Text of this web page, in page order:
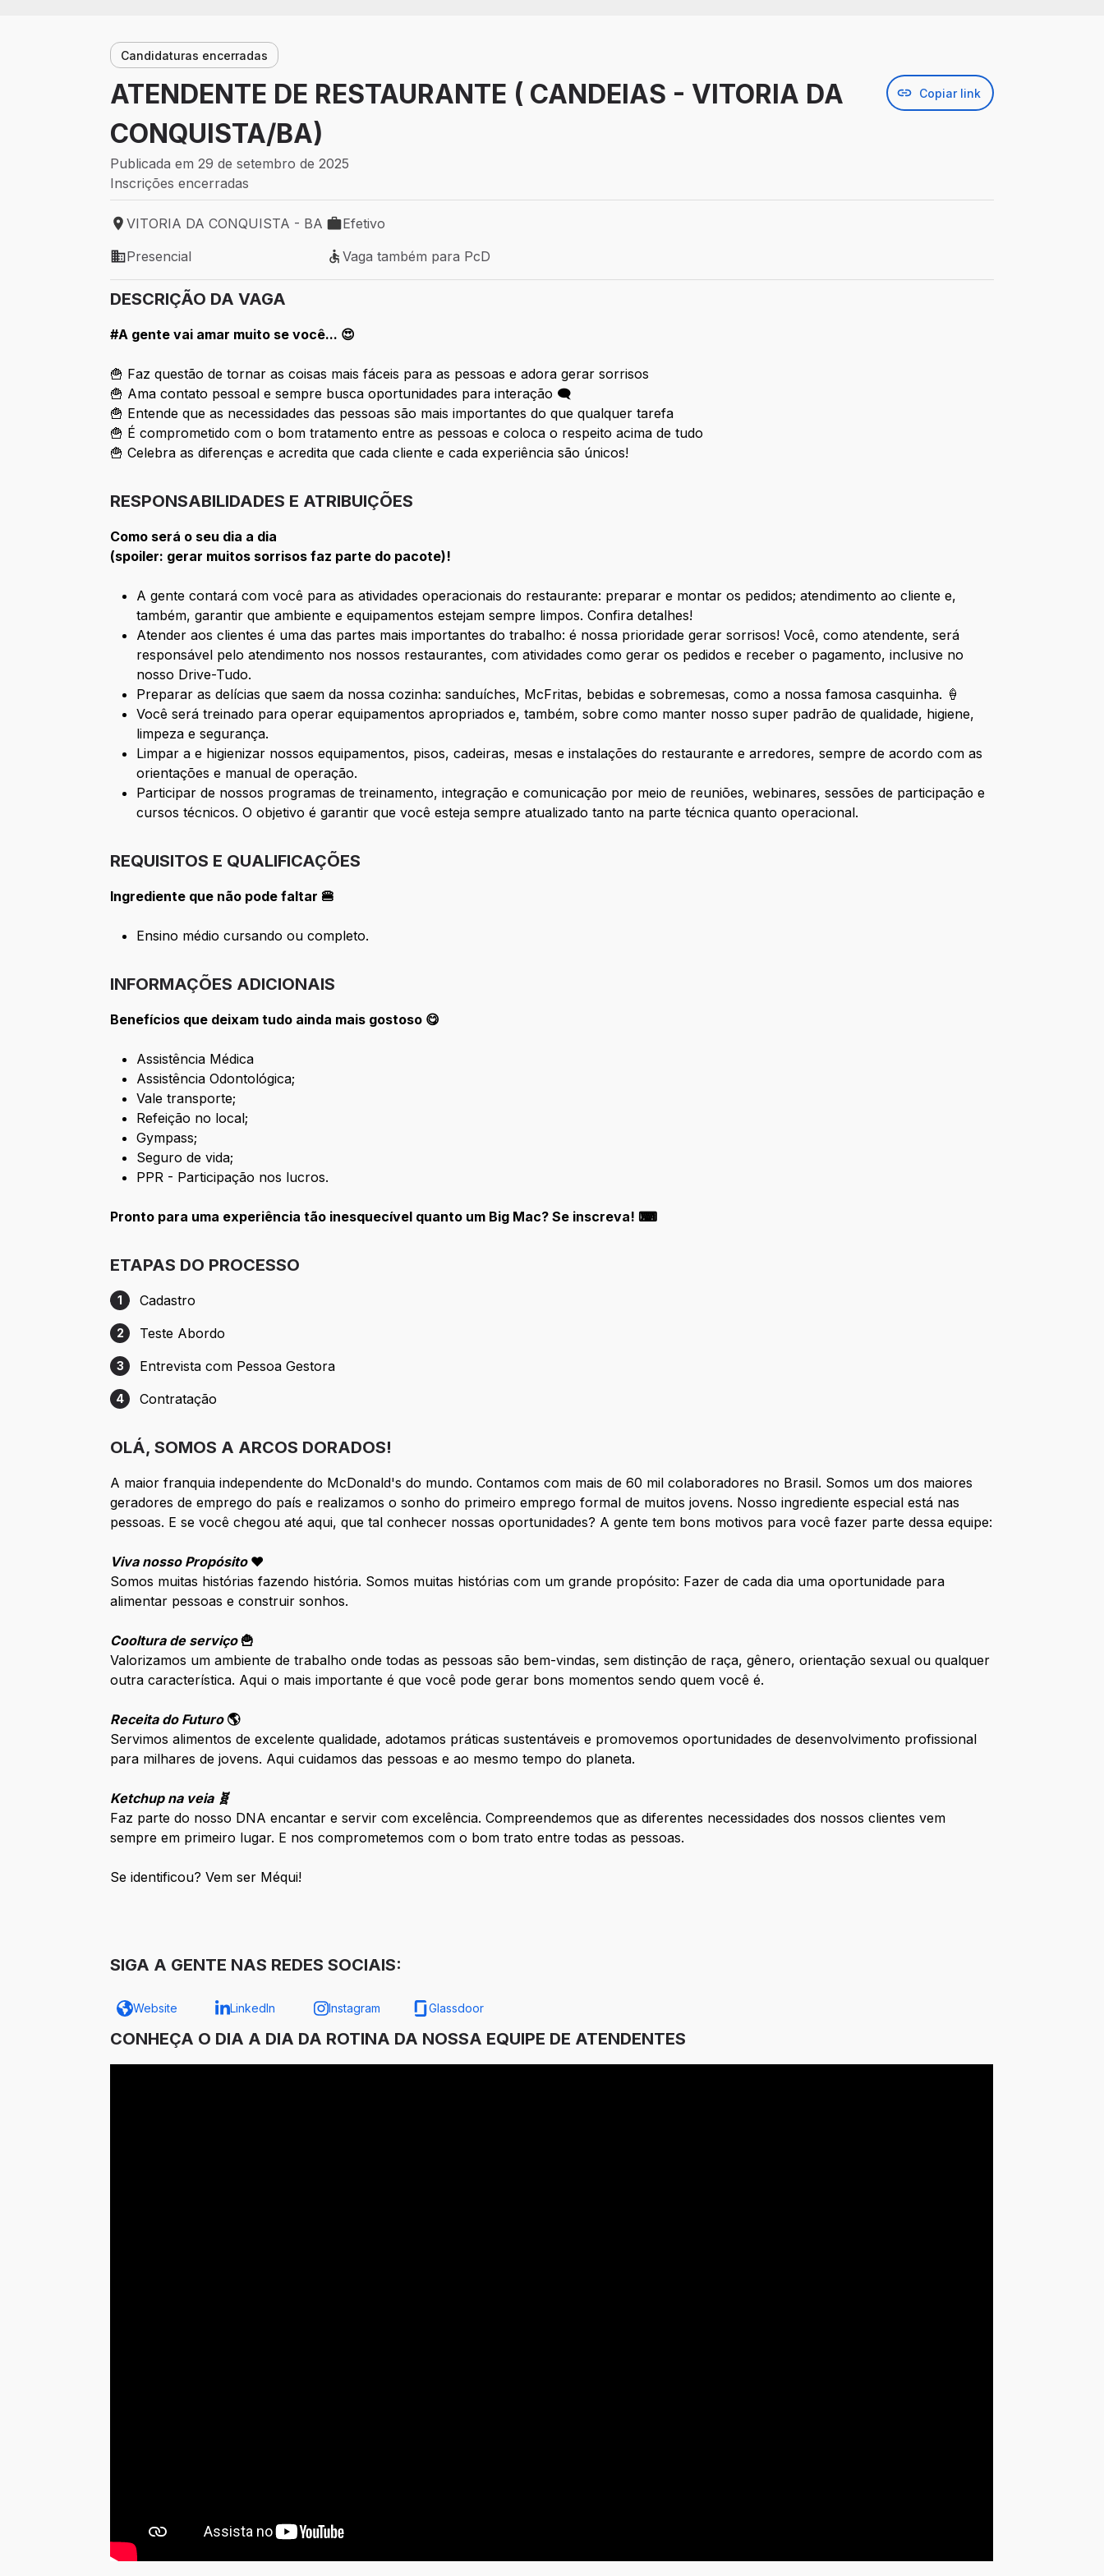
Candidaturas encerradas
ATENDENTE DE RESTAURANTE ( CANDEIAS - VITORIA DA
CONQUISTA/BA)
Copiar link
Publicada em 29 de setembro de 2025
Inscrições encerradas
Local de trabalho: VITORIA DA CONQUISTA - BA
VITORIA DA CONQUISTA - BA
Tipo de vaga: Efetivo
Efetivo
Modelo de trabalho: Presencial
Presencial
Vaga também para PcD
Vaga também para PcD
DESCRIÇÃO DA VAGA
#A gente vai amar muito se você... 😍
🍟 Faz questão de tornar as coisas mais fáceis para as pessoas e adora gerar sorrisos
🍟 Ama contato pessoal e sempre busca oportunidades para interação 🗨
🍟 Entende que as necessidades das pessoas são mais importantes do que qualquer tarefa
🍟 É comprometido com o bom tratamento entre as pessoas e coloca o respeito acima de tudo
🍟 Celebra as diferenças e acredita que cada cliente e cada experiência são únicos!
RESPONSABILIDADES E ATRIBUIÇÕES
Como será o seu dia a dia
(spoiler: gerar muitos sorrisos faz parte do pacote)!
A gente contará com você para as atividades operacionais do restaurante: preparar e montar os pedidos; atendimento ao cliente e,
também, garantir que ambiente e equipamentos estejam sempre limpos. Confira detalhes!
Atender aos clientes é uma das partes mais importantes do trabalho: é nossa prioridade gerar sorrisos! Você, como atendente, será
responsável pelo atendimento nos nossos restaurantes, com atividades como gerar os pedidos e receber o pagamento, inclusive no
nosso Drive-Tudo.
Preparar as delícias que saem da nossa cozinha: sanduíches, McFritas, bebidas e sobremesas, como a nossa famosa casquinha. 🍦
Você será treinado para operar equipamentos apropriados e, também, sobre como manter nosso super padrão de qualidade, higiene,
limpeza e segurança.
Limpar a e higienizar nossos equipamentos, pisos, cadeiras, mesas e instalações do restaurante e arredores, sempre de acordo com as
orientações e manual de operação.
Participar de nossos programas de treinamento, integração e comunicação por meio de reuniões, webinares, sessões de participação e
cursos técnicos. O objetivo é garantir que você esteja sempre atualizado tanto na parte técnica quanto operacional.
REQUISITOS E QUALIFICAÇÕES
Ingrediente que não pode faltar 🍔
Ensino médio cursando ou completo.
INFORMAÇÕES ADICIONAIS
Benefícios que deixam tudo ainda mais gostoso 😋
Assistência Médica
Assistência Odontológica;
Vale transporte;
Refeição no local;
Gympass;
Seguro de vida;
PPR - Participação nos lucros.
Pronto para uma experiência tão inesquecível quanto um Big Mac? Se inscreva! ⌨
ETAPAS DO PROCESSO
Etapa 1: Cadastro
1 Cadastro
Etapa 2: Teste Abordo
2 Teste Abordo
Etapa 3: Entrevista com Pessoa Gestora
3 Entrevista com Pessoa Gestora
Etapa 4: Contratação
4 Contratação
OLÁ, SOMOS A ARCOS DORADOS!
A maior franquia independente do McDonald's do mundo. Contamos com mais de 60 mil colaboradores no Brasil. Somos um dos maiores
geradores de emprego do país e realizamos o sonho do primeiro emprego formal de muitos jovens. Nosso ingrediente especial está nas
pessoas. E se você chegou até aqui, que tal conhecer nossas oportunidades? A gente tem bons motivos para você fazer parte dessa equipe:
Viva nosso Propósito ❤️
Somos muitas histórias fazendo história. Somos muitas histórias com um grande propósito: Fazer de cada dia uma oportunidade para
alimentar pessoas e construir sonhos.
Cooltura de serviço 🍟
Valorizamos um ambiente de trabalho onde todas as pessoas são bem-vindas, sem distinção de raça, gênero, orientação sexual ou qualquer
outra característica. Aqui o mais importante é que você pode gerar bons momentos sendo quem você é.
Receita do Futuro 🌎
Servimos alimentos de excelente qualidade, adotamos práticas sustentáveis e promovemos oportunidades de desenvolvimento profissional
para milhares de jovens. Aqui cuidamos das pessoas e ao mesmo tempo do planeta.
Ketchup na veia 🧬
Faz parte do nosso DNA encantar e servir com excelência. Compreendemos que as diferentes necessidades dos nossos clientes vem
sempre em primeiro lugar. E nos comprometemos com o bom trato entre todas as pessoas.
Se identificou? Vem ser Méqui!
SIGA A GENTE NAS REDES SOCIAIS:
Website LinkedIn Instagram Glassdoor
CONHEÇA O DIA A DIA DA ROTINA DA NOSSA EQUIPE DE ATENDENTES